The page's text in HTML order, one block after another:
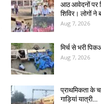
आठ आवेदनों पर
शिविर। लोगों ने
Aug 7, 2026
मिर्च से भरी
Aug 7, 2026
प्राथमिकता के
गाड़ियां यात्री…